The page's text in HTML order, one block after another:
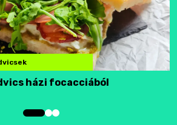
házi focacciából